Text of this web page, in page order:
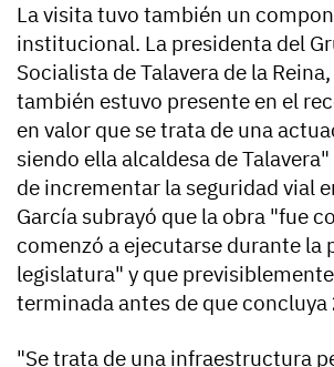
La visita tuvo también un
institucional. La presidenta del
Socialista de Talavera de la Reina,
también estuvo presente en el
en valor que se trata de una
siendo ella alcaldesa de
de incrementar la seguridad vial
García subrayó que la obra "fue
comenzó a ejecutarse durante la
legislatura" y que
terminada antes de que concluya
"Se trata de una infraestructura